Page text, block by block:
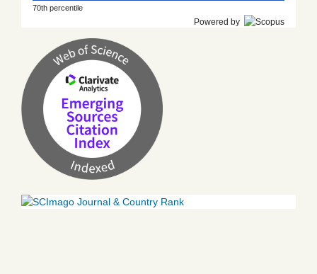
70th percentile
Powered by